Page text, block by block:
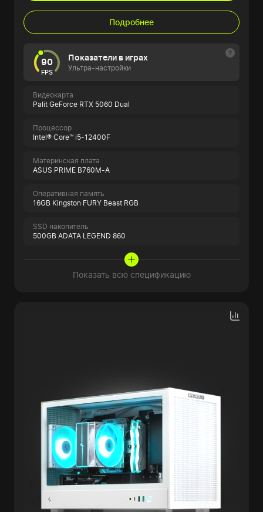
Подробнее
90
FPS
Показатели в играх
Ультра-настройки
Видеокарта
Palit GeForce RTX 5060 Dual
Процессор
Intel® Core™ i5-12400F
Материнская плата
ASUS PRIME B760M-A
Оперативная память
16GB Kingston FURY Beast RGB
SSD накопитель
500GB ADATA LEGEND 860
Показать всю спецификацию